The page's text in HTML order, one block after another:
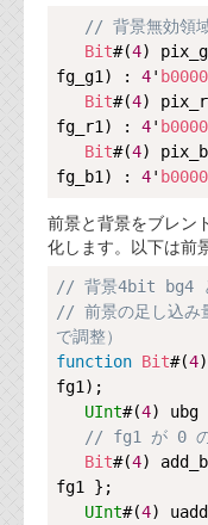
// 背景無効領
Bit#(4)
fg_g1) : 4' b0000
Bit#(4)
fg_r1) : 4' b0000
Bit#(4)
fg_b1) : 4' b0000
前景と背景をブレン
化します。以下は前
// 背景4bit bg4
// 前景の足し込み
で調整）
function Bit#(4)
fg1);
UInt#(4) ubg
// fg1 が 0 の
Bit#(4)
fg1 };
UInt#(4)